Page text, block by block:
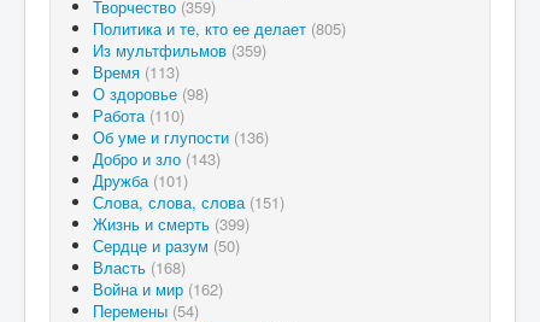
Творчество (359)
Политика и те, кто ее делает (805)
Из мультфильмов (359)
Время (113)
О здоровье (98)
Работа (110)
Об уме и глупости (136)
Добро и зло (143)
Дружба (101)
Слова, слова, слова (151)
Жизнь и смерть (399)
Сердце и разум (50)
Власть (168)
Война и мир (162)
Перемены (54)